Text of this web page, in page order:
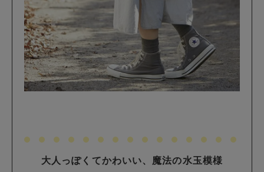
大人っぽくてかわいい、魔法の水玉模様